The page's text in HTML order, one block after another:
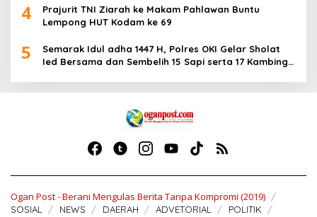
4
Prajurit TNI Ziarah ke Makam Pahlawan Buntu
Lempong HUT Kodam ke 69
5
Semarak Idul adha 1447 H, Polres OKI Gelar Sholat
Ied Bersama dan Sembelih 15 Sapi serta 17 Kambing
Ogan Post - Berani Mengulas Berita Tanpa Kompromi (2019)
SOSIAL NEWS DAERAH ADVETORIAL
POLITIK